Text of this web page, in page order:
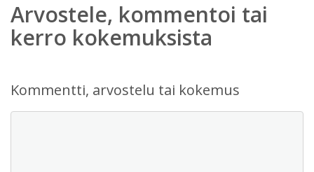
Arvostele, kommentoi tai
kerro kokemuksista
Kommentti, arvostelu tai kokemus